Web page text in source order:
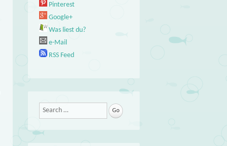
Pinterest
Google+
Was liest du?
e-Mail
RSS Feed
Search